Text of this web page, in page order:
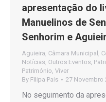
apresentação do
Manuelinos de
Senhorim e
Aguieira, Câmara Municipal ,
Notícias, Outros Eventos,
Património, Viver
By Filipa Pais 27 Novembro
No seguimento da